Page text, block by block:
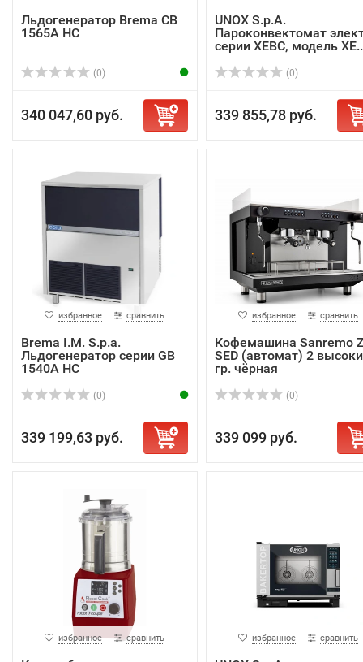
Льдогенератор Brema CB
1565A HC
(0)
340 047,60 руб.
UNOX S.p.A.
Пароконвектомат
серии XEBC, модель
(0)
339 855,78 руб.
избранное сравнить
Brema I.M. S.p.a.
Льдогенератор серии GB
1540A HC
(0)
339 199,63 руб.
избранное сравнить
Кофемашина Sanremo
SED (автомат) 2
гр. чёрная
(0)
339 099 руб.
избранное сравнить избранное сравнить